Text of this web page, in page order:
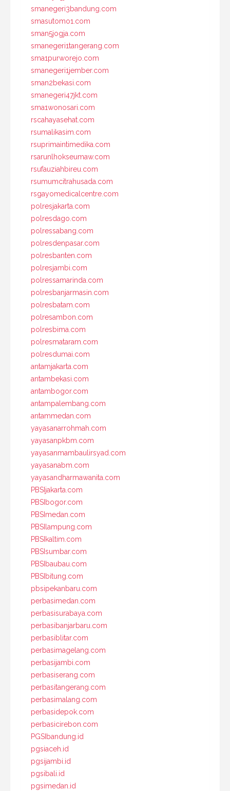
smanegeri3bandung.com
smasutomo1.com
sman5jogja.com
smanegeri1tangerang.com
sma1purworejo.com
smanegeri1jember.com
sman2bekasi.com
smanegeri47jkt.com
sma1wonosari.com
rscahayasehat.com
rsumalikasim.com
rsuprimaintimedika.com
rsarunlhokseumaw.com
rsufauziahbireu.com
rsumumcitrahusada.com
rsgayomedicalcentre.com
polresjakarta.com
polresdago.com
polressabang.com
polresdenpasar.com
polresbanten.com
polresjambi.com
polressamarinda.com
polresbanjarmasin.com
polresbatam.com
polresambon.com
polresbima.com
polresmataram.com
polresdumai.com
antamjakarta.com
antambekasi.com
antambogor.com
antampalembang.com
antammedan.com
yayasanarrohmah.com
yayasanpkbm.com
yayasanmambaulirsyad.com
yayasanabm.com
yayasandharmawanita.com
PBSIjakarta.com
PBSIbogor.com
PBSImedan.com
PBSIlampung.com
PBSIkaltim.com
PBSIsumbar.com
PBSIbaubau.com
PBSIbitung.com
pbsipekanbaru.com
perbasimedan.com
perbasisurabaya.com
perbasibanjarbaru.com
perbasiblitar.com
perbasimagelang.com
perbasijambi.com
perbasiserang.com
perbasitangerang.com
perbasimalang.com
perbasidepok.com
perbasicirebon.com
PGSIbandung.id
pgsiaceh.id
pgsijambi.id
pgsibali.id
pgsimedan.id